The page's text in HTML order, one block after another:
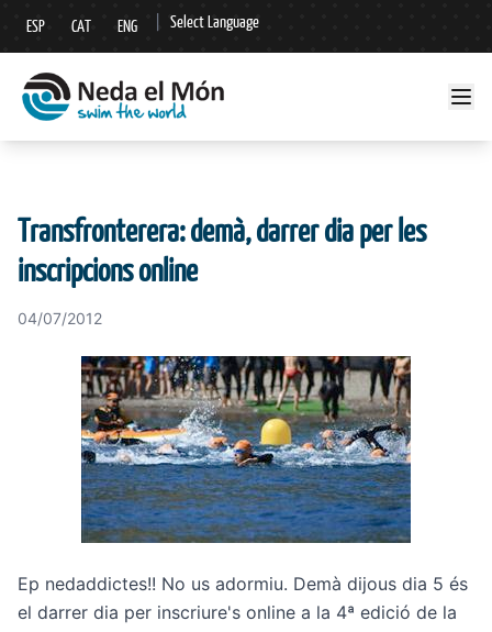
ESP CAT ENG Select Language
▼
Transfronterera: demà, darrer dia per les
inscripcions online
04/07/2012
Ep nedaddictes!! No us adormiu. Demà dijous dia 5 és
el darrer dia per inscriure's online a la 4ª edició de la